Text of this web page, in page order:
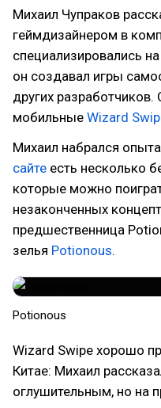
Михаил Чупраков
геймдизайнером в
специализировались
он создавал игры
других разработчиков.
мобильные Wizard
Михаил набрался
сайте есть несколько
которые можно
незаконченных
предшественница
зелья Potionous.
Potionous
Wizard Swipe хорошо
Китае: Михаил
оглушительным, но на